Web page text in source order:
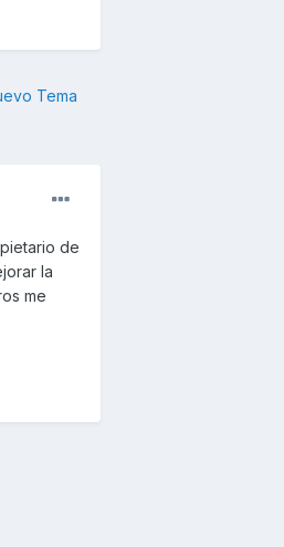
Tema
de
la
me